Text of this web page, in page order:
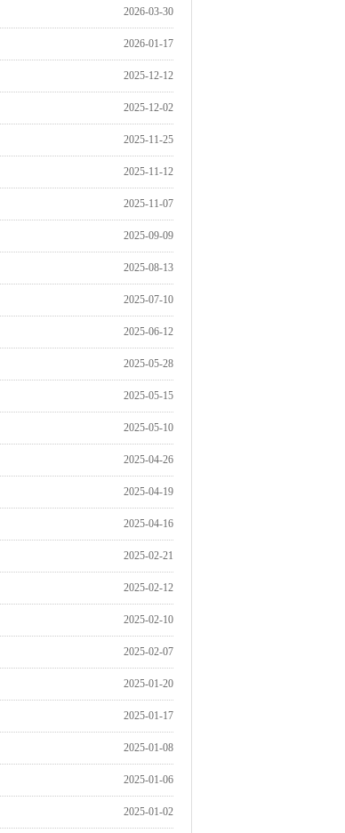
2026-03-30
2026-01-17
2025-12-12
2025-12-02
2025-11-25
2025-11-12
2025-11-07
2025-09-09
2025-08-13
2025-07-10
2025-06-12
2025-05-28
2025-05-15
2025-05-10
2025-04-26
2025-04-19
2025-04-16
2025-02-21
2025-02-12
2025-02-10
2025-02-07
2025-01-20
2025-01-17
2025-01-08
2025-01-06
2025-01-02